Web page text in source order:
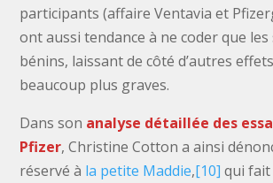
participants (affaire Ventavia et
ont aussi tendance à ne coder que
bénins, laissant de côté d’autres
beaucoup plus graves.
Dans son analyse détaillée des
Pfizer, Christine Cotton a ainsi
réservé à la petite Maddie,[10] qui fait